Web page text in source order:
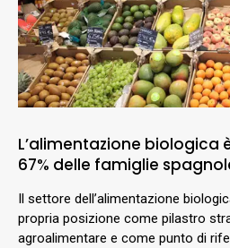
L’alimentazione biologica
67% delle famiglie
Il settore dell’alimentazione
propria posizione come pilastro
agroalimentare e come punto di